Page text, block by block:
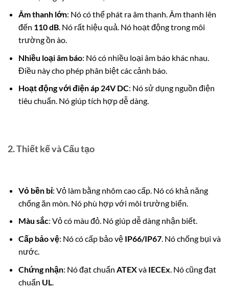
Âm thanh lớn: Nó có thể phát ra âm thanh.Âm thanh lên
đến 110 dB. Nó rất hiệu quả. Nó hoạt động trong môi
trường ồn ào.
Nhiều loại âm báo: Nó có nhiều loại âm báo khác nhau.
Điều này cho phép phân biệt các cảnh báo.
Hoạt động với điện áp 24V DC: Nó sử dụng nguồn điện
tiêu chuẩn.Nó giúp tích hợp dễ dàng.
2. Thiết kế và Cấu tạo
Vỏ bền bỉ: Vỏ làm bằng nhôm cao cấp. Nó có khả năng
chống ăn mòn. Nó phù hợp với môi trường biển.
Màu sắc: Vỏ có màu đỏ. Nó giúp dễ dàng nhận biết.
Cấp bảo vệ: Nó có cấp bảo vệ IP66/IP67.Nó chống bụi và
nước.
Chứng nhận: Nó đạt chuẩn ATEXvà IECEx Nó cũng đạt
chuẩn UL